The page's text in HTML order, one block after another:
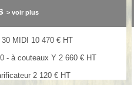
> voir plus
MIDI 10 470 € HT
- à couteaux Y 2 660 € HT
2 120 € HT